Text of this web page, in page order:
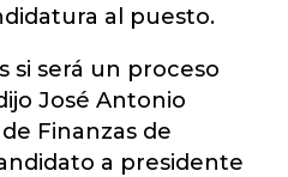
al puesto.
si será un proceso
José Antonio
Finanzas de
a presidente